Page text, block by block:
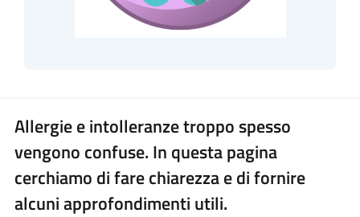
Allergie e intolleranze troppo spesso
vengono confuse. In questa pagina
cerchiamo di fare chiarezza e di fornire
alcuni approfondimenti utili.